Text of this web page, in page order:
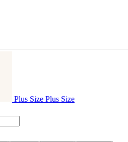
Plus Size Plus Size